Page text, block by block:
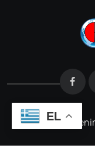
@2026 e-
EL